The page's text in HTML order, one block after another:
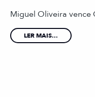
Miguel Oliveira vence
LER MAIS...